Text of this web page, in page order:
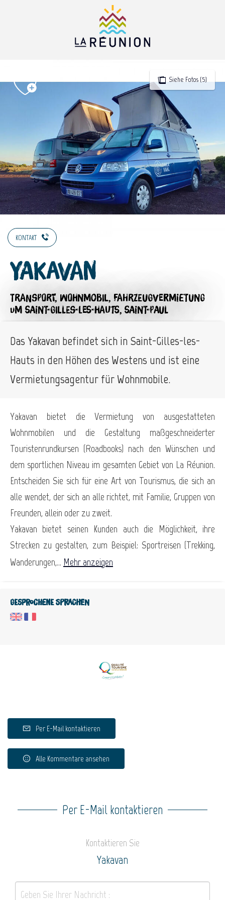
Siehe Fotos (5)
KONTAKT
Yakavan
TRANSPORT, WOHNMOBIL, FAHRZEUGVERMIETUNG
UM SAINT-GILLES-LES-HAUTS, SAINT-PAUL
Das Yakavan befindet sich in Saint-Gilles-les-
Hauts in den Höhen des Westens und ist eine
Vermietungsagentur für Wohnmobile.
Yakavan bietet die Vermietung von ausgestatteten
Wohnmobilen und die Gestaltung maßgeschneiderter
Touristenrundkursen (Roadbooks) nach den Wünschen und
dem sportlichen Niveau im gesamten Gebiet von La Réunion.
Entscheiden Sie sich für eine Art von Tourismus, die sich an
alle wendet, der sich an alle richtet, mit Familie, Gruppen von
Freunden, allein oder zu zweit.
Yakavan bietet seinen Kunden auch die Möglichkeit, ihre
Strecken zu gestalten, zum Beispiel: Sportreisen (Trekking,
Wanderungen,... Mehr anzeigen
Gesprochene Sprachen
Per E-Mail kontaktieren
Alle Kommentare ansehen
Per E-Mail kontaktieren
Kontaktieren Sie
Yakavan